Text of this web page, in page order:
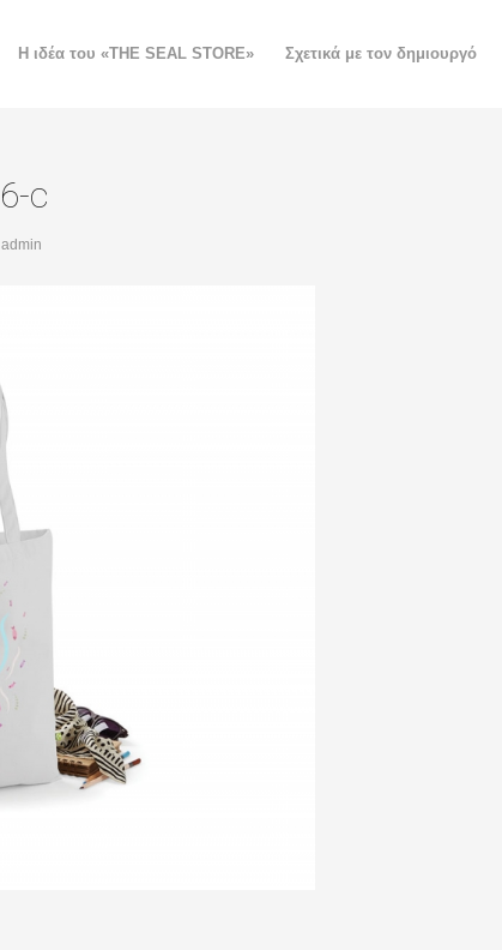
H ιδέα του «THE SEAL STORE» Σχετικά με τον δημιουργό
c
admin